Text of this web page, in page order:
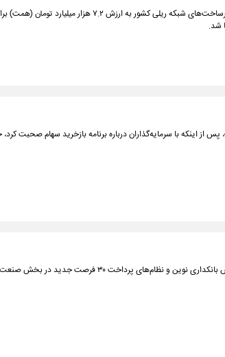
اولین سرمایه‌گذاری عمده بخش خصوصی در زیرساخت‌های شبکه ریلی کشور به ارزش ۷.۲ هزار میلیارد تومان
شد.
اینکه با سرمایه‌گذاران درباره برنامه بازخرید سهام صحبت کرد،
رئیس پژوهشکده پولی و بانکی گفت: در همایش بانکداری نوین و نظام‌های پرداخت ۳۰ فرصت جدید در بخش صنعت